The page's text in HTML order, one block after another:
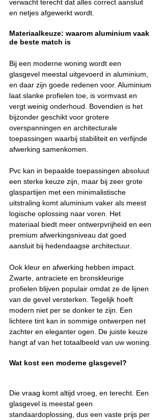
verwacht terecht dat alles correct aansluit
en netjes afgewerkt wordt.
Materiaalkeuze: waarom aluminium vaak
de beste match is
Bij een moderne woning wordt een
glasgevel meestal uitgevoerd in aluminium,
en daar zijn goede redenen voor. Aluminium
laat slanke profielen toe, is vormvast en
vergt weinig onderhoud. Bovendien is het
bijzonder geschikt voor grotere
overspanningen en architecturale
toepassingen waarbij stabiliteit en verfijnde
afwerking samenkomen.
Pvc kan in bepaalde toepassingen absoluut
een sterke keuze zijn, maar bij zeer grote
glaspartijen met een minimalistische
uitstraling komt aluminium vaker als meest
logische oplossing naar voren. Het
materiaal biedt meer ontwerpvrijheid en een
premium afwerkingsniveau dat goed
aansluit bij hedendaagse architectuur.
Ook kleur en afwerking hebben impact.
Zwarte, antraciete en bronskleurige
profielen blijven populair omdat ze de lijnen
van de gevel versterken. Tegelijk hoeft
modern niet per se donker te zijn. Een
lichtere tint kan in sommige ontwerpen net
zachter en eleganter ogen. De juiste keuze
hangt af van het totaalbeeld van uw woning.
Wat kost een moderne glasgevel?
Die vraag komt altijd vroeg, en terecht. Een
glasgevel is meestal geen
standaardoplossing, dus een vaste prijs per